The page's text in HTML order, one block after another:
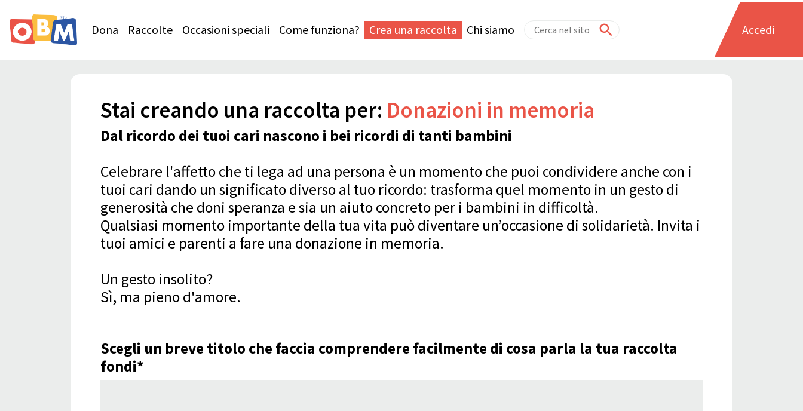
Dona Raccolte Occasioni speciali Come funziona? Crea una raccolta Chi siamo Accedi
Stai creando una raccolta per: Donazioni in memoria
Dal ricordo dei tuoi cari nascono i bei ricordi di tanti bambini
Celebrare l'affetto che ti lega ad una persona è un momento che puoi condividere anche con i
tuoi cari dando un significato diverso al tuo ricordo: trasforma quel momento in un gesto di
generosità che doni speranza e sia un aiuto concreto per i bambini in difficoltà.
Qualsiasi momento importante della tua vita può diventare un’occasione di solidarietà. Invita i
tuoi amici e parenti a fare una donazione in memoria.
Un gesto insolito?
Sì, ma pieno d'amore.
Scegli un breve titolo che faccia comprendere facilmente di cosa parla la tua raccolta
fondi*